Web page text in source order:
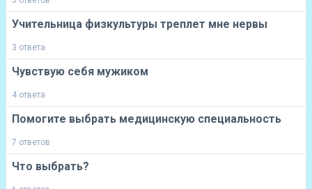
Учительница физкультуры треплет мне нервы
3 ответа
Чувствую себя мужиком
4 ответа
Помогите выбрать медицинскую специальность
7 ответов
Что выбрать?